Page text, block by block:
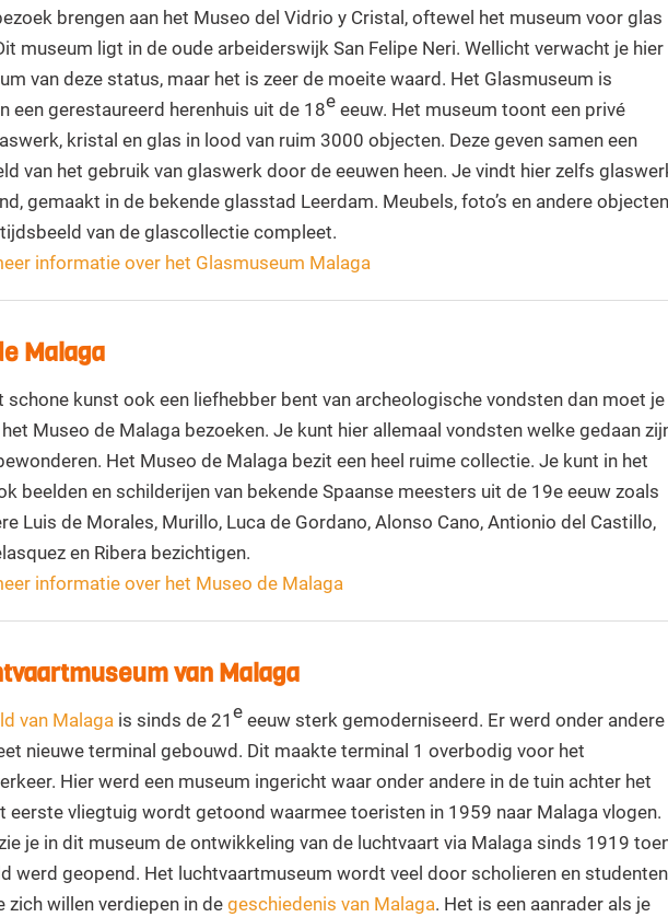
brengen aan het Museo del Vidrio y Cristal, oftewel het museum voor glas
museum ligt in de oude arbeiderswijk San Felipe Neri. Wellicht verwacht je hier
van deze status, maar het is zeer de moeite waard. Het Glasmuseum is
een gerestaureerd herenhuis uit de 18e eeuw. Het museum toont een privé
kristal en glas in lood van ruim 3000 objecten. Deze geven samen een
van het gebruik van glaswerk door de eeuwen heen. Je vindt hier zelfs
gemaakt in de bekende glasstad Leerdam. Meubels, foto’s en andere objecten
van de glascollectie compleet.
informatie over het Glasmuseum Malaga
Malaga
schone kunst ook een liefhebber bent van archeologische vondsten dan moet je
Museo de Malaga bezoeken. Je kunt hier allemaal vondsten welke gedaan
Het Museo de Malaga bezit een heel ruime collectie. Je kunt in het
beelden en schilderijen van bekende Spaanse meesters uit de 19e eeuw zoals
Luis de Morales, Murillo, Luca de Gordano, Alonso Cano, Antionio del Castillo,
en Ribera bezichtigen.
informatie over het Museo de Malaga
van Malaga
van Malaga is sinds de 21 e eeuw sterk gemoderniseerd. Er werd onder andere
nieuwe terminal gebouwd. Dit maakte terminal 1 overbodig voor het
Hier werd een museum ingericht waar onder andere in de tuin achter het
eerste vliegtuig wordt getoond waarmee toeristen in 1959 naar Malaga vlogen.
je in dit museum de ontwikkeling van de luchtvaart via Malaga sinds 1919
werd geopend. Het luchtvaartmuseum wordt veel door scholieren en studenten
zich willen verdiepen in de geschiedenis van Malaga. Het is een aanrader als je